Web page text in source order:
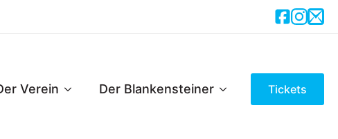
Verein Der Blankensteiner Tickets